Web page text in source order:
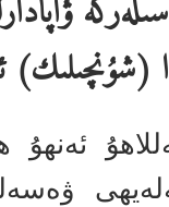
(شۇنچىلىك)